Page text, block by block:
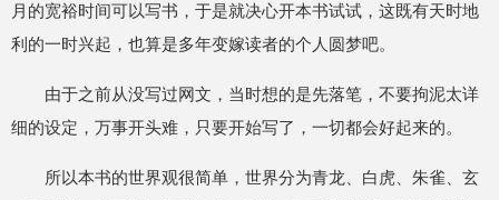
月的宽裕时间可以写书，于是就决心开本书试试，这既有天时地
利的一时兴起，也算是多年变嫁读者的个人圆梦吧。
由于之前从没写过网文，当时想的是先落笔，不要拘泥太详
细的设定，万事开头难，只要开始写了，一切都会好起来的。
所以本书的世界观很简单，世界分为青龙、白虎、朱雀、玄